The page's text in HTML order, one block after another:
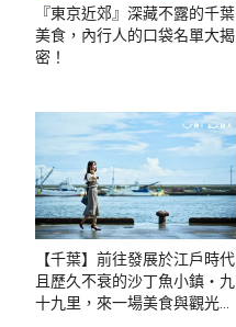
『東京近郊』深藏不露的千葉
美食，內行人的口袋名單大揭
密！
【千葉】前往發展於江戶時代
且歷久不衰的沙丁魚小鎮・九
十九里，來一場美食與觀光之